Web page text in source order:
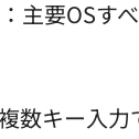
：主要OSす
数キー入力